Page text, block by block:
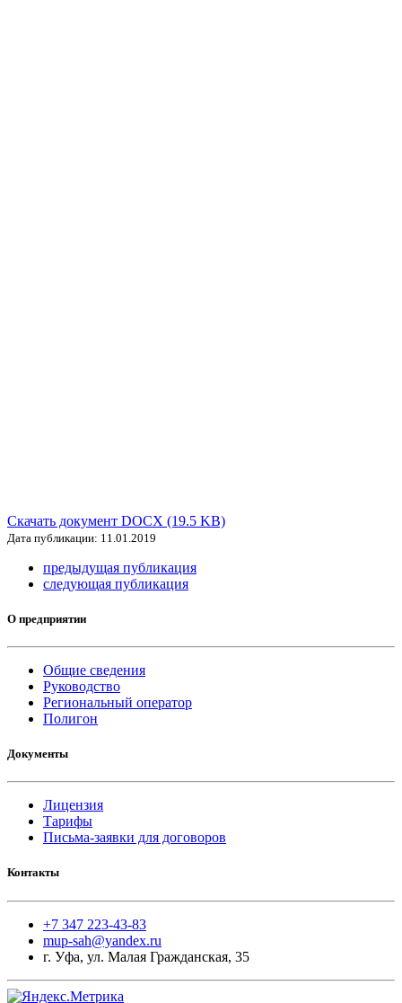
Скачать документ DOCX (19.5 KB)
Дата публикации: 11.01.2019
предыдущая публикация
следующая публикация
О предприятии
Общие сведения
Руководство
Региональный оператор
Полигон
Документы
Лицензия
Тарифы
Письма-заявки для договоров
Контакты
+7 347 223-43-83
mup-sah@yandex.ru
г. Уфа, ул. Малая Гражданская, 35